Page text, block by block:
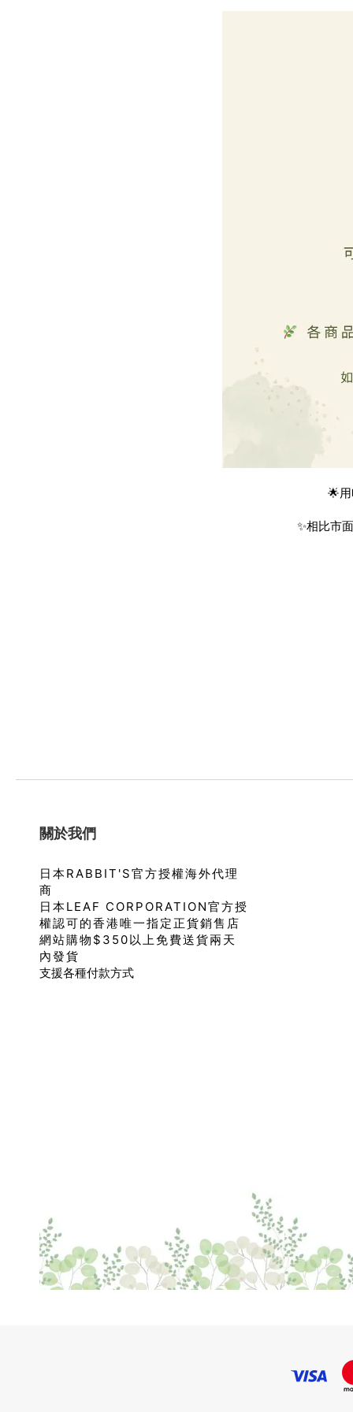
🌟
✨相比市
關於我們
日本RABBIT'S官方授權海外代理
商
日本LEAF CORPORATION官方授
權認可的香港唯一指定正貨銷售店
網站購物$350以上免費送貨兩天
內發貨
支援各種付款方式